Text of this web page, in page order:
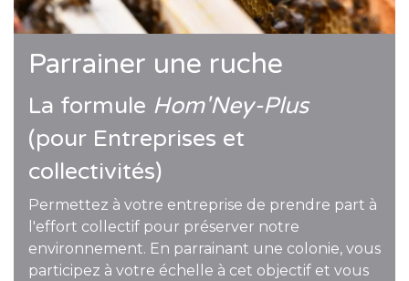
Parrainer une ruche
La formule Hom'Ney-Plus
(pour Entreprises et
collectivités)
Permettez à votre entreprise de prendre part à
l'effort collectif pour préserver notre
environnement. En parrainant une colonie, vous
participez à votre échelle à cet objectif et vous